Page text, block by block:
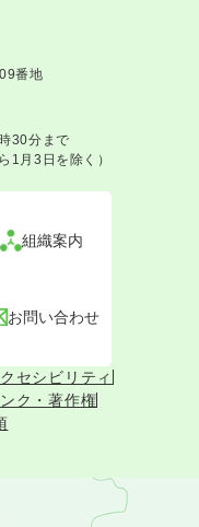
番地
30分まで
1月3日を除く）
組織案内
お問い合わせ
セシビリティ
ク・著作権